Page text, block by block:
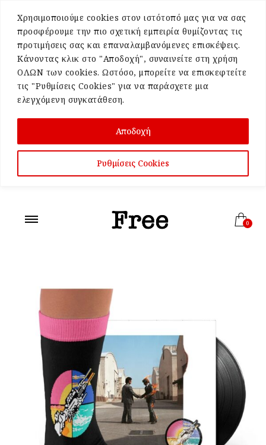
Χρησιμοποιούμε cookies στον ιστότοπό μας για να σας
προσφέρουμε την πιο σχετική εμπειρία θυμίζοντας τις
προτιμήσεις σας και επαναλαμβανόμενες επισκέψεις.
Κάνοντας κλικ στο "Αποδοχή", συναινείτε στη χρήση
ΟΛΩΝ των cookies. Ωστόσο, μπορείτε να επισκεφτείτε
τις "Ρυθμίσεις Cookies" για να παράσχετε μια
ελεγχόμενη συγκατάθεση.
Ρυθμίσεις Cookies
Αποδοχή
0